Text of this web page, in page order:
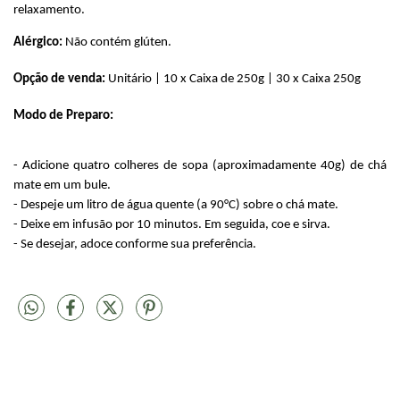
relaxamento.
Alérgico: Não contém glúten.
Opção de venda: Unitário | 10 x Caixa de 250g | 30 x Caixa 250g
Modo de Preparo:
- Adicione quatro colheres de sopa (aproximadamente 40g) de chá
mate em um bule.
- Despeje um litro de água quente (a 90°C) sobre o chá mate.
- Deixe em infusão por 10 minutos. Em seguida, coe e sirva.
- Se desejar, adoce conforme sua preferência.